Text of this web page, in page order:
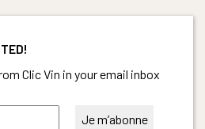
Clic Vin in your email inbox